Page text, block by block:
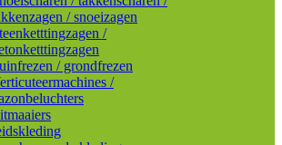
/ snoeizagen
/
/ grondfrezen
/